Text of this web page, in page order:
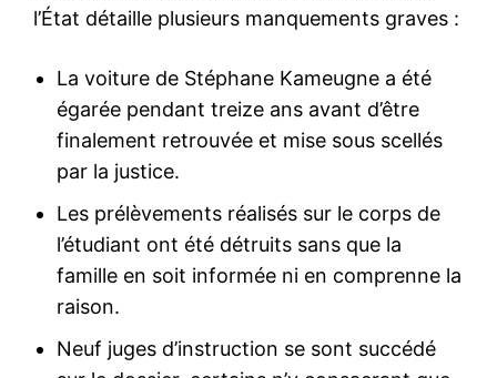
l’État détaille plusieurs manquements graves :
La voiture de Stéphane Kameugne a été
égarée pendant treize ans avant d’être
finalement retrouvée et mise sous scellés
par la justice.
Les prélèvements réalisés sur le corps de
l’étudiant ont été détruits sans que la
famille en soit informée ni en comprenne la
raison.
Neuf juges d’instruction se sont succédé